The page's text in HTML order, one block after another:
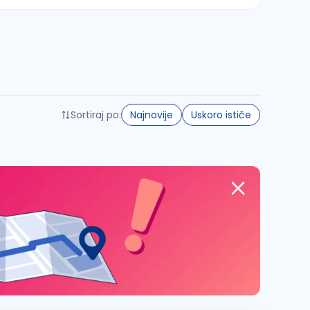
Sortiraj po: Najnovije Uskoro ističe